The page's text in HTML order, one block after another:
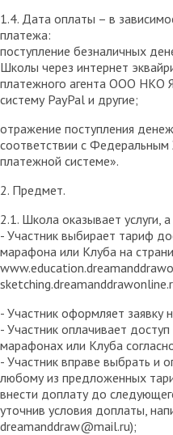
1.4. Дата оплаты – в
платежа:
поступление безналичных
Школы через интернет
платежного агента ООО НКО
систему PayPal и другие;
отражение поступления
соответствии с
платежной системе».
2. Предмет.
2.1. Школа оказывает услуги,
- Участник выбирает тариф
марафона или Клуба на
- Участник оформляет заявку
- Участник оплачивает
марафонах или Клуба
- Участник вправе выбрать и
любому из предложенных
внести доплату до
уточнив условия доплаты,
dreamanddraw@mail.ru);